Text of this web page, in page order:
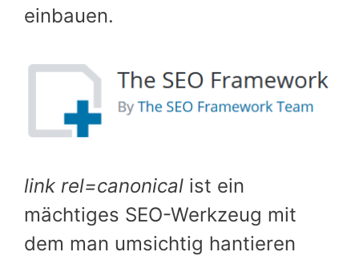
einbauen.
link rel=canonical ist ein
mächtiges SEO-Werkzeug mit
dem man umsichtig hantieren